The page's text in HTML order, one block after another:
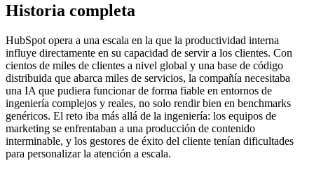
Historia completa
HubSpot opera a una escala en la que la productividad interna
influye directamente en su capacidad de servir a los clientes. Con
cientos de miles de clientes a nivel global y una base de código
distribuida que abarca miles de servicios, la compañía necesitaba
una IA que pudiera funcionar de forma fiable en entornos de
ingeniería complejos y reales, no solo rendir bien en benchmarks
genéricos. El reto iba más allá de la ingeniería: los equipos de
marketing se enfrentaban a una producción de contenido
interminable, y los gestores de éxito del cliente tenían dificultades
para personalizar la atención a escala.